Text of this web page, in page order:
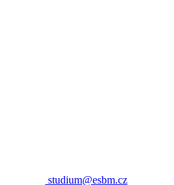
studium@esbm.cz